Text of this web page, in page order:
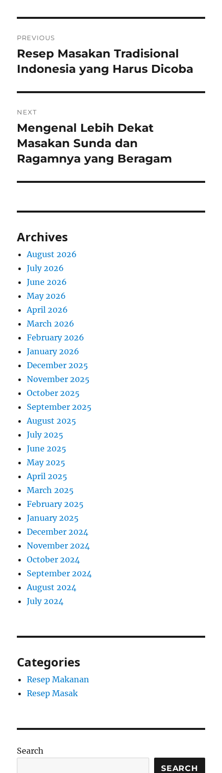
navigation
PREVIOUS
Previous
post:
Resep Masakan Tradisional
Indonesia yang Harus Dicoba
NEXT
Next
post:
Mengenal Lebih Dekat
Masakan Sunda dan
Ragamnya yang Beragam
Archives
August 2026
July 2026
June 2026
May 2026
April 2026
March 2026
February 2026
January 2026
December 2025
November 2025
October 2025
September 2025
August 2025
July 2025
June 2025
May 2025
April 2025
March 2025
February 2025
January 2025
December 2024
November 2024
October 2024
September 2024
August 2024
July 2024
Categories
Resep Makanan
Resep Masak
Search
SEARCH